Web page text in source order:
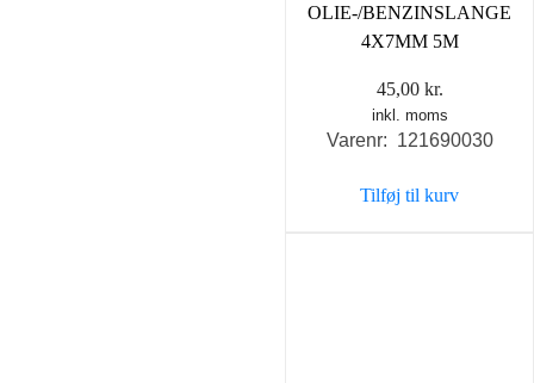
OLIE-/BENZINSLANGE
4X7MM 5M
45,00 kr.
inkl. moms
Varenr: 121690030
Tilføj til kurv